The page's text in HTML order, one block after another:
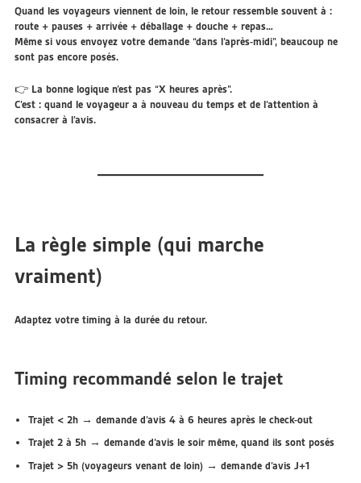
Quand les voyageurs viennent de loin, le retour ressemble souvent à :
route + pauses + arrivée + déballage + douche + repas…
Même si vous envoyez votre demande “dans l’après-midi”, beaucoup ne
sont pas encore posés.
👉 La bonne logique n’est pas “X heures après”.
C’est : quand le voyageur a à nouveau du temps et de l’attention à
consacrer à l’avis.
La règle simple (qui marche
vraiment)
Adaptez votre timing à la durée du retour.
Timing recommandé selon le trajet
Trajet < 2h → demande d’avis 4 à 6 heures après le check-out
Trajet 2 à 5h → demande d’avis le soir même, quand ils sont posés
Trajet > 5h (voyageurs venant de loin) → demande d’avis J+1